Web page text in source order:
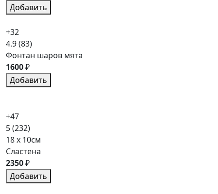
Добавить
+32
4.9(83)
Фонтан шаров мята
1600₽
Добавить
+47
5(232)
18 x 10см
Сластена
2350₽
Добавить